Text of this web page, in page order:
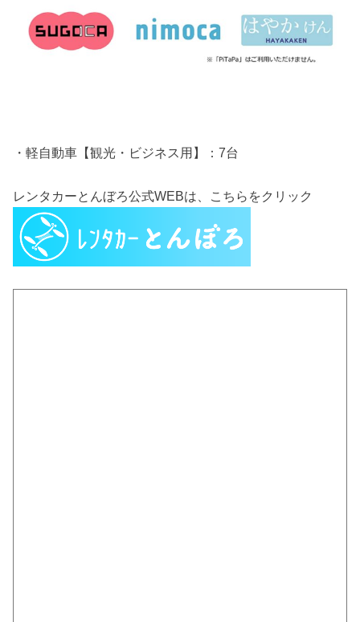
・軽自動車【観光・ビジネス用】：7台
レンタカーとんぼろ公式WEBは、こちらをクリック